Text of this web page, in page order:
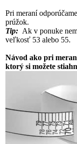
Pri meraní
prúžok.
Tip: Ak v ponuke
veľkosť 53 alebo 55.
Návod ako pri
ktorý si možete